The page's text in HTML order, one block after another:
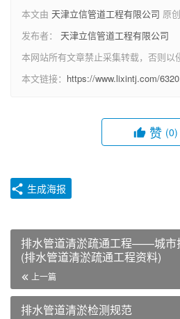
本文由 天津立信管道工程有限公司 原
发布者： 天津立信管道工程有限公司
本网站所有文章禁止采集转载，否则以
本文链接： https://www.lixintj.com/
赞 (0)
生成海报
排水管道清淤疏通工程——城市
(排水管道清淤疏通工程资料)
上一篇
排水管道清淤检测规范